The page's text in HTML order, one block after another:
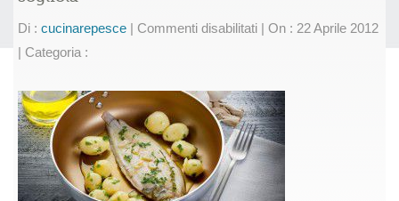
Di : cucinarepesce | Commenti disabilitatisu
| On : 22 Aprile 2012
| Categoria :